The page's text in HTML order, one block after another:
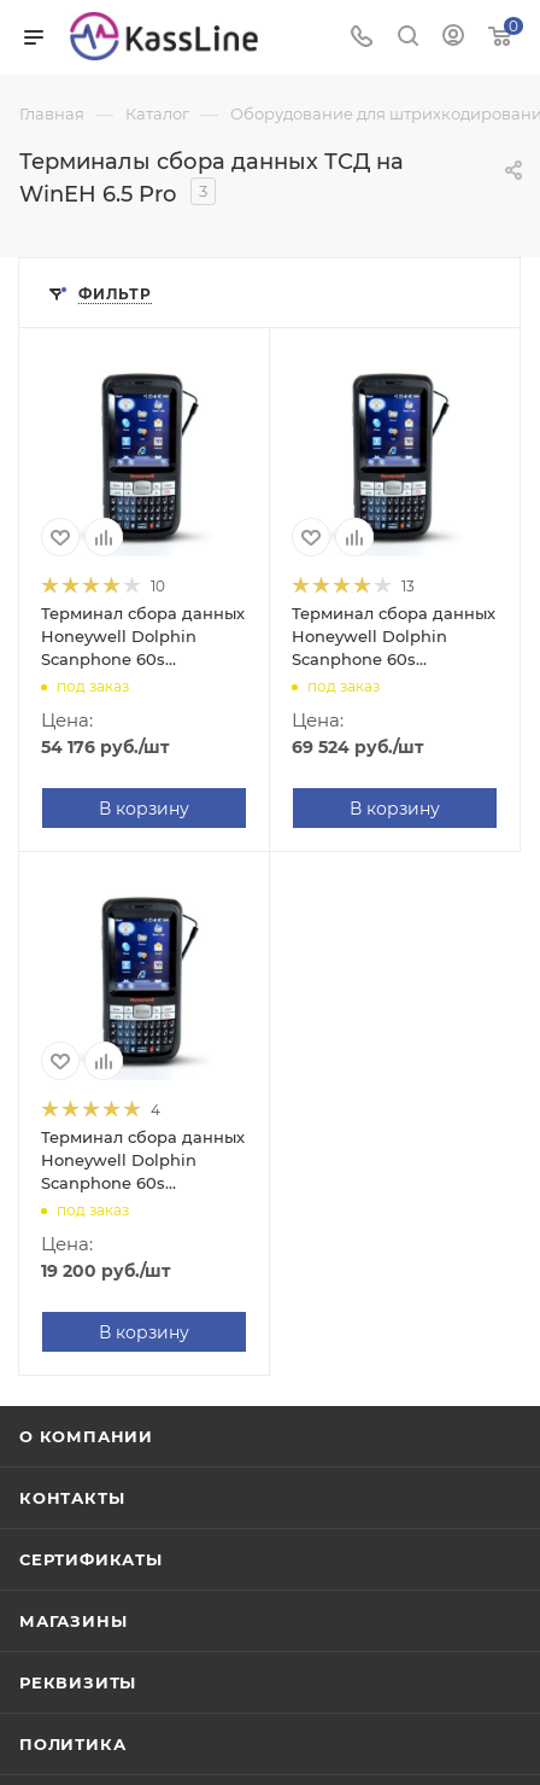
0
Главная — Каталог — Оборудование для
Терминалы сбора данных ТСД на
WinEH 6.5 Pro
3
ФИЛЬТР
10
Терминал сбора данных
Honeywell Dolphin
Scanphone 60s
(2.8"/WinEH 6.5
Imager/WIFI/BT/46
key/IP54/Camera/3340mAh)
под заказ
Цена:
54 176 руб./шт
В корзину
13
Терминал сбора данных
Honeywell Dolphin
Scanphone 60s
(2.8"/WinEH 6.5
Imager/WIFI/BT/GSM/GPS/46
key/IP54/Camera/3340mAh)
под заказ
Цена:
69 524 руб./шт
В корзину
4
Терминал сбора данных
Honeywell Dolphin
Scanphone 60s
(2.8"/WinEH 6.5
Imager/WIFI/BT/GSM/GPS/30
key/IP54/Camera/3340mAh)
под заказ
Цена:
19 200 руб./шт
В корзину
О КОМПАНИИ
КОНТАКТЫ
СЕРТИФИКАТЫ
МАГАЗИНЫ
РЕКВИЗИТЫ
ПОЛИТИКА